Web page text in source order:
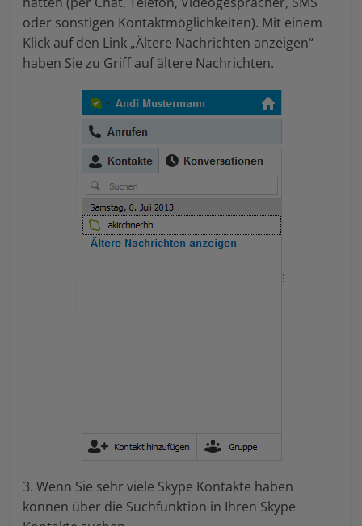
oder sonstigen Kontaktmöglichkeiten). Mit einem
Klick auf den Link „Ältere Nachrichten anzeigen“
haben Sie zu Griff auf ältere Nachrichten.
3. Wenn Sie sehr viele Skype Kontakte haben
können über die Suchfunktion in Ihren Skype